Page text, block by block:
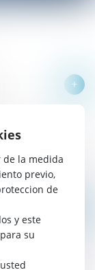
de la medida
previo,
de
y este
su